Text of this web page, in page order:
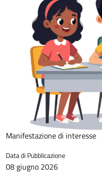
Manifestazione di interesse
Data di Pubblicazione
08 giugno 2026